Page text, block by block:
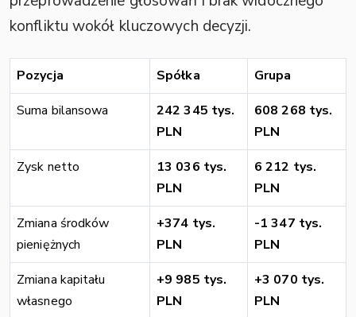
konfliktu wokół kluczowych decyzji.
Pozycja Spółka
Grupa
Suma bilansowa
242 345 tys.
PLN
608 268 tys.
PLN
Zysk netto
13 036 tys.
PLN
6 212 tys.
PLN
Zmiana środków
pieniężnych
+374 tys.
PLN
-1 347 tys.
PLN
Zmiana kapitału
własnego
+9 985 tys.
PLN
+3 070 tys.
PLN